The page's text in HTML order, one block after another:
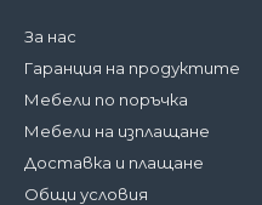
За нас
Гаранция на продуктите
Мебели по поръчка
Мебели на изплащане
Доставка и плащане
Общи условия